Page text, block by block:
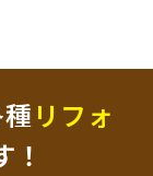
リフォ
！